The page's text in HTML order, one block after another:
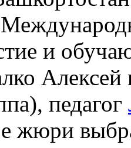
и
педагог
жюри